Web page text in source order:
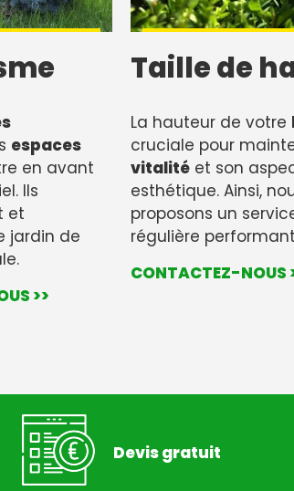
espaces
en avant
Ils
et
jardin de
>>
Taille de
La hauteur de votre
cruciale pour
vitalité et son
esthétique. Ainsi,
proposons un
régulière
CONTACTEZ-NOUS
Devis gratuit